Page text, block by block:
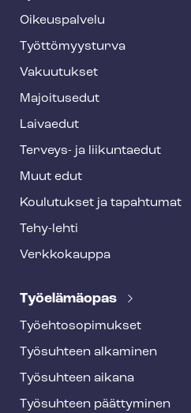
o
o
t
e
Oikeuspalvelu
Työt­tö­myys­tur­va
Vakuutukset
Majoitusedut
Laivaedut
Terveys- ja liikuntaedut
Muut edut
Koulutukset ja tapahtumat
Tehy-lehti
Verkkokauppa
Työelämäopas
Työ­eh­to­so­pi­muk­set
Työsuhteen alkaminen
Työsuhteen aikana
Työsuhteen päättyminen